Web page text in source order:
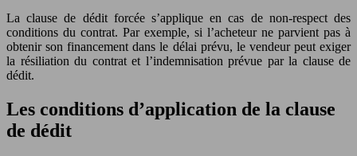
La clause de dédit forcée s’applique en cas de non-respect des
conditions du contrat. Par exemple, si l’acheteur ne parvient pas à
obtenir son financement dans le délai prévu, le vendeur peut exiger
la résiliation du contrat et l’indemnisation prévue par la clause de
dédit.
Les conditions d’application de la clause
de dédit